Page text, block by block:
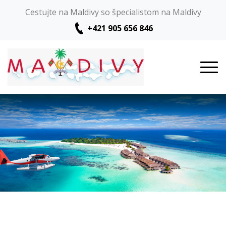
Cestujte na Maldivy so špecialistom na Maldivy
+421 905 656 846